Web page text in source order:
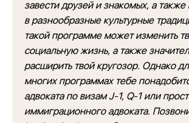
завести друзей и знакомых, а также
в разнообразные культурные
такой программе может изменить
социальную жизнь, а также
расширить твой кругозор. Однако
многих программах тебе
адвоката по визам J-1, Q-1 или
иммиграционного адвоката.